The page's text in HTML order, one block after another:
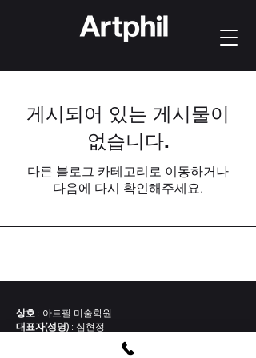
게시되어 있는 게시물이
없습니다.
다른 블로그 카테고리로 이동하거나
다음에 다시 확인해주세요.
상호 : 아트필 미술학원
대표자(성명) : 심현정
219-93-02147
서울특별시 강남구 신사동 576-8번지 송전빌딩 2층